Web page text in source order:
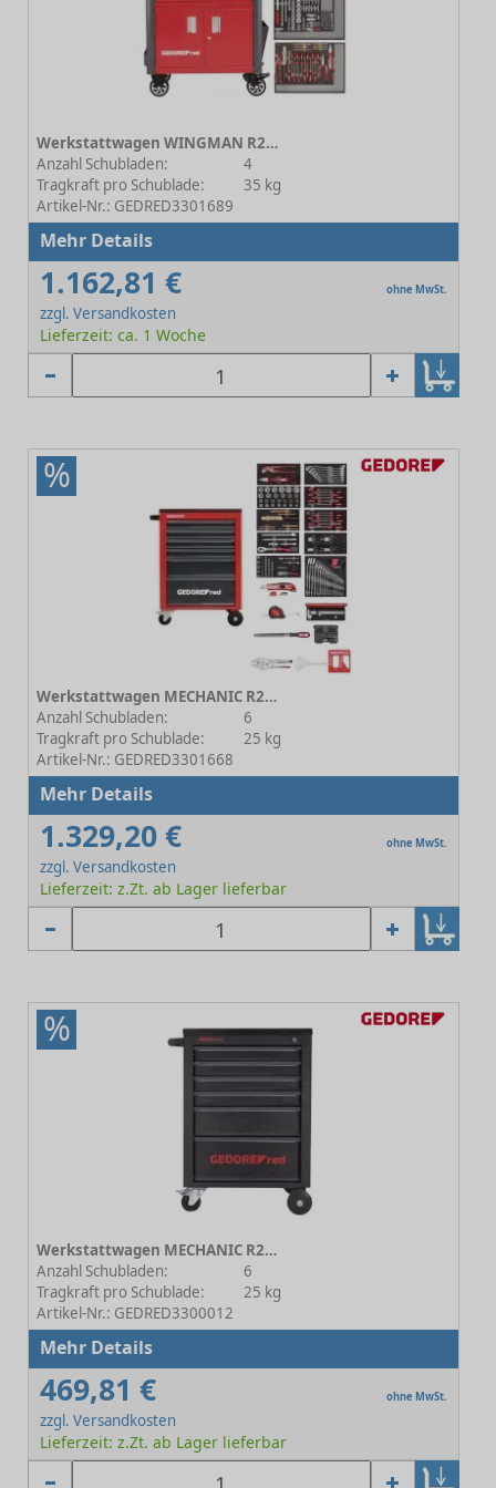
Werkstattwagen WINGMAN R20200004 inkl. Werkzeug
Anzahl Schubladen:
4
Tragkraft pro Schublade:
35 kg
Artikel-Nr.: GEDRED3301689
Mehr Details
1.162,81 € ohne MwSt.
zzgl. Versandkosten
Lieferzeit: ca. 1 Woche
%
Werkstattwagen MECHANIC R21560002 inkl. Werkzeug
Anzahl Schubladen:
6
Tragkraft pro Schublade:
25 kg
Artikel-Nr.: GEDRED3301668
Mehr Details
1.329,20 € ohne MwSt.
zzgl. Versandkosten
Lieferzeit: z.Zt. ab Lager lieferbar
%
Werkstattwagen MECHANIC R20152006
Anzahl Schubladen:
6
Tragkraft pro Schublade:
25 kg
Artikel-Nr.: GEDRED3300012
Mehr Details
469,81 € ohne MwSt.
zzgl. Versandkosten
Lieferzeit: z.Zt. ab Lager lieferbar